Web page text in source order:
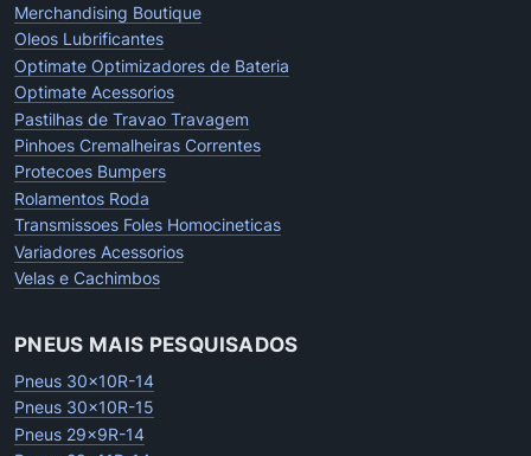
Merchandising Boutique
Oleos Lubrificantes
Optimate Optimizadores de Bateria
Optimate Acessorios
Pastilhas de Travao Travagem
Pinhoes Cremalheiras Correntes
Protecoes Bumpers
Rolamentos Roda
Transmissoes Foles Homocineticas
Variadores Acessorios
Velas e Cachimbos
PNEUS MAIS PESQUISADOS
Pneus 30x10R-14
Pneus 30x10R-15
Pneus 29x9R-14